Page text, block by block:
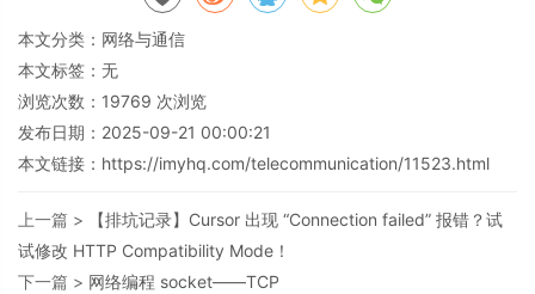
本文分类： 网络与通信
本文标签：无
浏览次数： 19769 次浏览
发布日期：2025-09-21 00:00:21
本文链接： https://imyhq.com/telecommunication/11523.html
上一篇 >
【排坑记录】Cursor 出现 “Connection failed” 报错？试
试修改 HTTP Compatibility Mode！
下一篇 > 网络编程 socket——TCP